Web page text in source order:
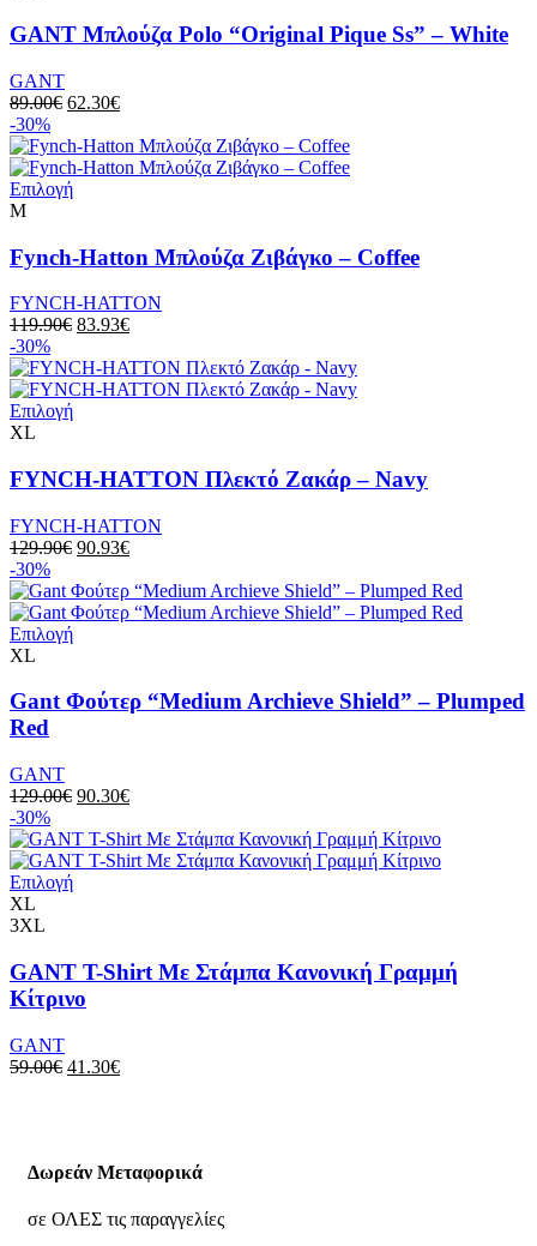
GANT Μπλούζα Polo “Original Pique Ss” – White
GANT
89.00€ 62.30€
-30%
Επιλογή
M
Fynch-Hatton Μπλούζα Ζιβάγκο – Coffee
FYNCH-HATTON
119.90€ 83.93€
-30%
Επιλογή
XL
FYNCH-HATTON Πλεκτό Ζακάρ – Navy
FYNCH-HATTON
129.90€ 90.93€
-30%
Επιλογή
XL
Gant Φούτερ “Medium Archieve Shield” – Plumped
Red
GANT
129.00€ 90.30€
-30%
Επιλογή
XL
3XL
GANT T-Shirt Με Στάμπα Κανονική Γραμμή
Κίτρινο
GANT
59.00€ 41.30€
Δωρεάν Μεταφορικά
σε ΟΛΕΣ τις παραγγελίες